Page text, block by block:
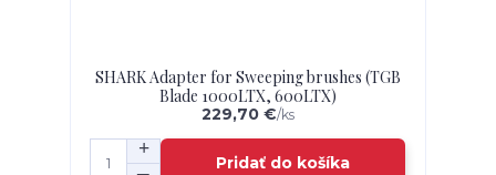
SHARK Adapter for Sweeping brushes (TGB
Blade 1000LTX, 600LTX)
229,70 €/ks
Pridať do košíka